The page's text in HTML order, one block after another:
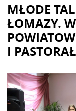
MŁODE
ŁOMAZY.
I